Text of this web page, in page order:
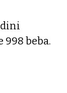
998 beba.